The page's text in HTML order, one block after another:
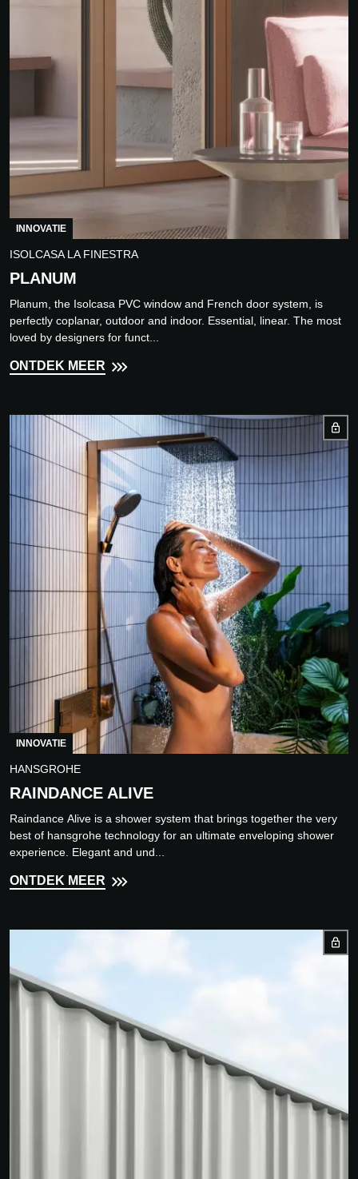
INNOVATIE
ISOLCASA LA FINESTRA
PLANUM
Planum, the Isolcasa PVC window and French door system, is
perfectly coplanar, outdoor and indoor. Essential, linear. The most
loved by designers for funct...
ONTDEK MEER
INNOVATIE
HANSGROHE
RAINDANCE ALIVE
Raindance Alive is a shower system that brings together the very
best of hansgrohe technology for an ultimate enveloping shower
experience. Elegant and und...
ONTDEK MEER